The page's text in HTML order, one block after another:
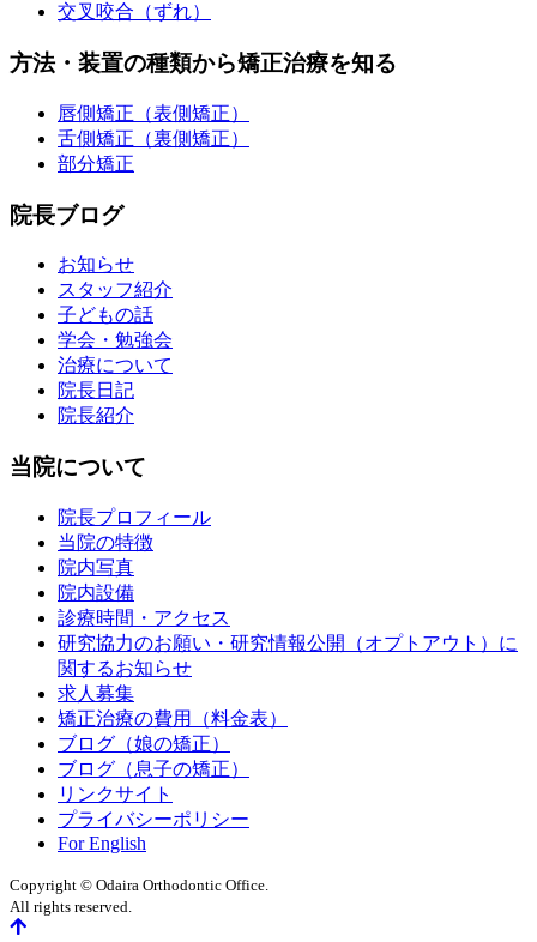
交叉咬合（ずれ）
方法・装置の種類から矯正治療を知る
唇側矯正（表側矯正）
舌側矯正（裏側矯正）
部分矯正
院長ブログ
お知らせ
スタッフ紹介
子どもの話
学会・勉強会
治療について
院長日記
院長紹介
当院について
院長プロフィール
当院の特徴
院内写真
院内設備
診療時間・アクセス
研究協力のお願い・研究情報公開（オプトアウト）に
関するお知らせ
求人募集
矯正治療の費用（料金表）
ブログ（娘の矯正）
ブログ（息子の矯正）
リンクサイト
プライバシーポリシー
For English
Copyright © Odaira Orthodontic Office.
All rights reserved.